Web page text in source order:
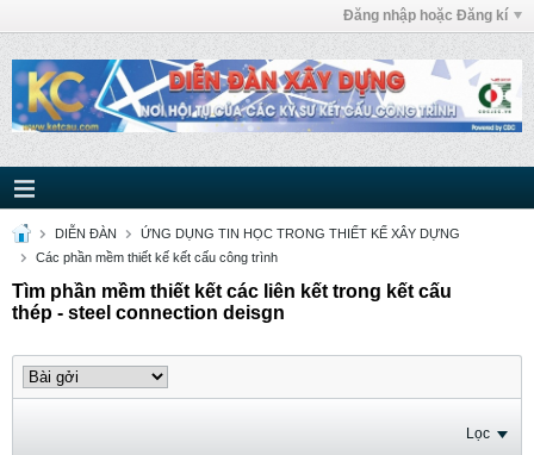
Đăng nhập hoặc Đăng kí
DIỄN ĐÀN
ỨNG DỤNG TIN HỌC TRONG THIẾT KẾ XÂY DỰNG
Các phần mềm thiết kế kết cấu công trình
Tìm phần mềm thiết kết các liên kết trong kết cấu
thép - steel connection deisgn
Lọc